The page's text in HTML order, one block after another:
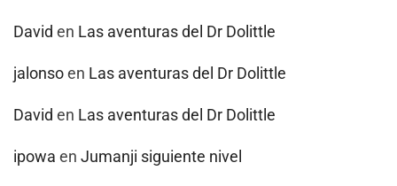
David en Las aventuras del Dr Dolittle
jalonsoen Las aventuras del Dr Dolittle
David en Las aventuras del Dr Dolittle
ipowa en Jumanji siguiente nivel